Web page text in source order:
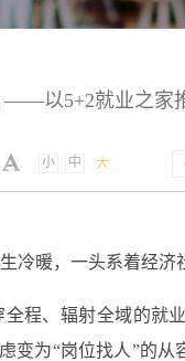
——以5+2就业之家
小 中 大
冷暖，一头系着经济
程、辐射全域的就
变为“岗位找人”的